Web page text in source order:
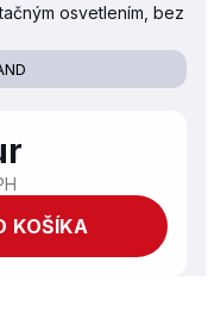
osvetlením, bez
KOŠÍKA